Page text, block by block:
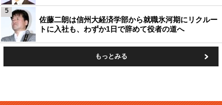
佐藤二朗は信州大経済学部から就職氷河期にリクルー
トに入社も、わずか1日で辞めて役者の道へ
5
もっとみる